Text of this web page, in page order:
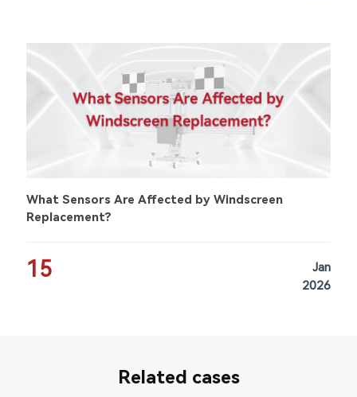
What Sensors Are Affected by Windscreen
Replacement?
15
Jan
2026
Related cases